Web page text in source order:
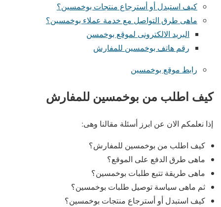
كيف استبدل أو أسترجاع منتجات بوخمسين؟
ماهى طرق التواصل مع خدمة عملاء بوخمسين؟
البريد الالكترونى لموقع بوخمسن
رقم هاتف بوخمسين للمفارش
رابط موقع بوخمسين
كيف اطلب من بوخمسين للمفارش
إذا نعلمكم الان عن ابرز أسئلة مقالنا وهى:
كيف اطلب من بوخمسين للمفارش؟
ماهى طرق الدفع على الموقع؟
ماهى طريقة تتبع طلبات بوخمسين؟
ثم ماهى سياسة توصيل طلبات بوخمسين؟
كيف استبدل أو أسترجاع منتجات بوخمسين؟